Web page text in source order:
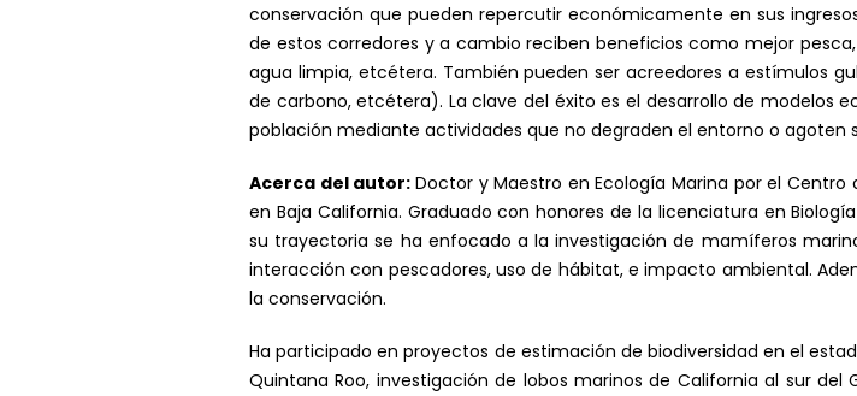
conservación que pueden repercutir económicamente en sus
de estos corredores y a cambio reciben beneficios como mejor
agua limpia, etcétera. También pueden ser acreedores a estímulos
de carbono, etcétera). La clave del éxito es el desarrollo de modelos
población mediante actividades que no degraden el entorno o agoten
Acerca del autor: Doctor y Maestro en Ecología Marina por el
en Baja California. Graduado con honores de la licenciatura en
su trayectoria se ha enfocado a la investigación de mamíferos
interacción con pescadores, uso de hábitat, e impacto ambiental.
la conservación.
Ha participado en proyectos de estimación de biodiversidad en el
Quintana Roo, investigación de lobos marinos de California al sur